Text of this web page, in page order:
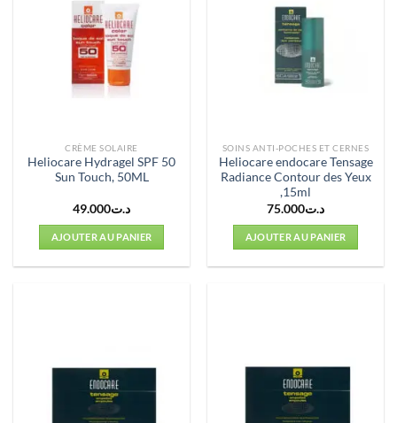
CRÈME SOLAIRE
Heliocare Hydragel SPF 50
Sun Touch, 50ML
د.ت49.000
AJOUTER AU PANIER
SOINS ANTI-POCHES ET CERNES
Heliocare endocare Tensage
Radiance Contour des Yeux
,15ml
د.ت75.000
AJOUTER AU PANIER